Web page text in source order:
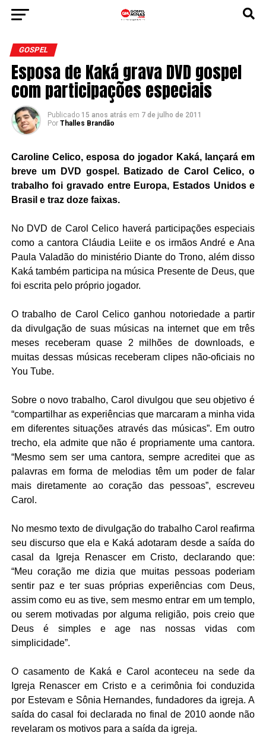
GOSPEL
Esposa de Kaká grava DVD gospel
com participações especiais
Publicado 15 anos atrás em 7 de julho de 2011
Por Thalles Brandão
Caroline Celico, esposa do jogador Kaká, lançará em
breve um DVD gospel. Batizado de Carol Celico, o
trabalho foi gravado entre Europa, Estados Unidos e
Brasil e traz doze faixas.
No DVD de Carol Celico haverá participações especiais
como a cantora Cláudia Leiite e os irmãos André e Ana
Paula Valadão do ministério Diante do Trono, além disso
Kaká também participa na música Presente de Deus, que
foi escrita pelo próprio jogador.
O trabalho de Carol Celico ganhou notoriedade a partir
da divulgação de suas músicas na internet que em três
meses receberam quase 2 milhões de downloads, e
muitas dessas músicas receberam clipes não-oficiais no
You Tube.
Sobre o novo trabalho, Carol divulgou que seu objetivo é
“compartilhar as experiências que marcaram a minha vida
em diferentes situações através das músicas”. Em outro
trecho, ela admite que não é propriamente uma cantora.
“Mesmo sem ser uma cantora, sempre acreditei que as
palavras em forma de melodias têm um poder de falar
mais diretamente ao coração das pessoas”, escreveu
Carol.
No mesmo texto de divulgação do trabalho Carol reafirma
seu discurso que ela e Kaká adotaram desde a saída do
casal da Igreja Renascer em Cristo, declarando que:
“Meu coração me dizia que muitas pessoas poderiam
sentir paz e ter suas próprias experiências com Deus,
assim como eu as tive, sem mesmo entrar em um templo,
ou serem motivadas por alguma religião, pois creio que
Deus é simples e age nas nossas vidas com
simplicidade”.
O casamento de Kaká e Carol aconteceu na sede da
Igreja Renascer em Cristo e a cerimônia foi conduzida
por Estevam e Sônia Hernandes, fundadores da igreja. A
saída do casal foi declarada no final de 2010 aonde não
revelaram os motivos para a saída da igreja.